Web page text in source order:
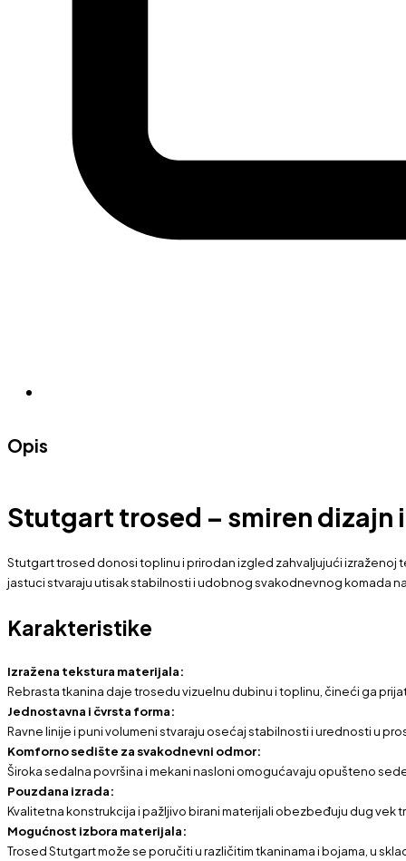
Opis
Stutgart trosed – smiren dizajn
Stutgart trosed donosi toplinu i prirodan izgled zahvaljujući izraženoj
jastuci stvaraju utisak stabilnosti i udobnog svakodnevnog komada
Karakteristike
Izražena tekstura materijala:
Rebrasta tkanina daje trosedu vizuelnu dubinu i toplinu, čineći ga
Jednostavna i čvrsta forma:
Ravne linije i puni volumeni stvaraju osećaj stabilnosti i urednosti u
Komforno sedište za svakodnevni odmor:
Široka sedalna površina i mekani nasloni omogućavaju opušteno
Pouzdana izrada:
Kvalitetna konstrukcija i pažljivo birani materijali obezbeđuju dug vek
Mogućnost izbora materijala:
Trosed Stutgart može se poručiti u različitim tkaninama i bojama, u